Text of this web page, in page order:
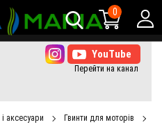
0
(066) 61-77-+38 (073) 61-77-
167
і аксесуари Гвинти для моторів